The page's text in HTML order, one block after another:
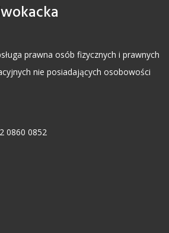
prawna osób fizycznych i prawnych
nie posiadających osobowości
0860 0852